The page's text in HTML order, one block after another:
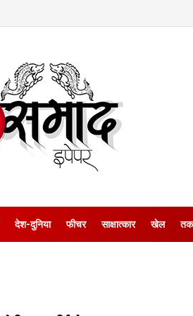
देश-दुनिया फीचर साक्षात्‍कार खेल